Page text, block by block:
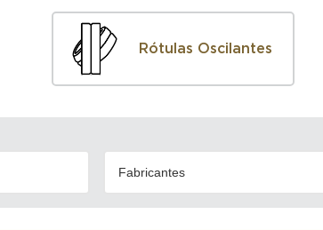
Rótulas Oscilantes
Fabricantes